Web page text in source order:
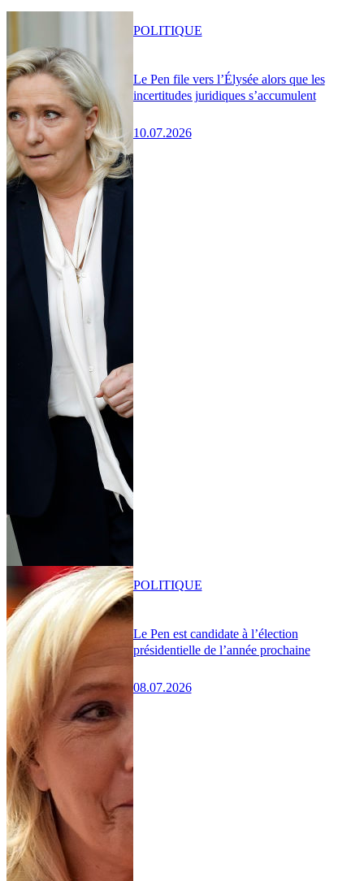
Le Pen file vers l’Élysée alors que les
incertitudes juridiques s’accumulent
10.07.2026
POLITIQUE
Le Pen est candidate à l’élection
présidentielle de l’année prochaine
08.07.2026
POLITIQUE